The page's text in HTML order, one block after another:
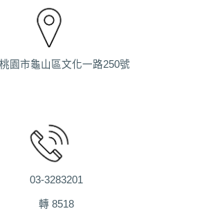
園市龜山區文化一路250號
03-3283201
轉 8518